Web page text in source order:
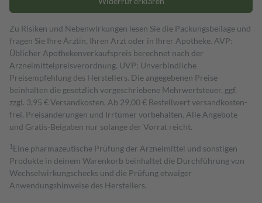
Zu Risiken und Nebenwirkungen lesen Sie die Packungsbeilage und
fragen Sie Ihre Ärztin, Ihren Arzt oder in Ihrer Apotheke. AVP:
Üblicher Apothekenverkaufspreis berechnet nach der
Arzneimittelpreisverordnung. UVP: Unverbindliche
Preisempfehlung des Herstellers. Die angegebenen Preise
beinhalten die gesetzlich vorgeschriebene Mehrwertsteuer, ggf.
zzgl. 3,95 € Versandkosten. Ab 29,00 € Bestell­wert versand­kosten­
frei. Preisänderungen und Irrtümer vorbehalten. Alle Angebote
und Gratis-Beigaben nur solange der Vorrat reicht.
1 Eine pharmazeutische Prüfung der Arzneimittel und sonstigen
Produkte in deinem Warenkorb beinhaltet die Durchführung von
Wechselwirkungschecks und die Prüfung etwaiger
Anwendungshinweise des Herstellers.